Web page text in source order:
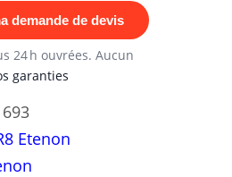
demande de devis
24 h ouvrées. Aucun
garanties
Etenon